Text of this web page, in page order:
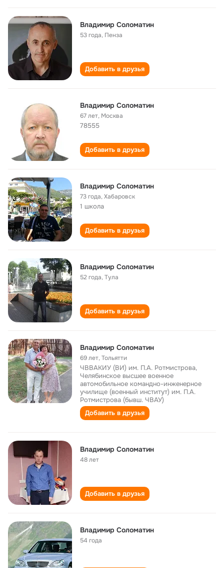
Владимир Соломатин
53 года, Пенза
Добавить в друзья
Владимир Соломатин
67 лет, Москва
78555
Добавить в друзья
Владимир Соломатин
73 года,Хабаровск
1 школа
Добавить в друзья
Владимир Соломатин
52 года,Тула
Добавить в друзья
Владимир Соломатин
69 лет,Тольятти
ЧВВАКИУ (ВИ) им. П.А. Ротмистрова,
Челябинское высшее военное
автомобильное командно-инженерное
училище (военный институт) им. П.А.
Ротмистрова (бывш. ЧВАУ)
Добавить в друзья
Владимир Соломатин
48 лет
Добавить в друзья
Владимир Соломатин
54 года